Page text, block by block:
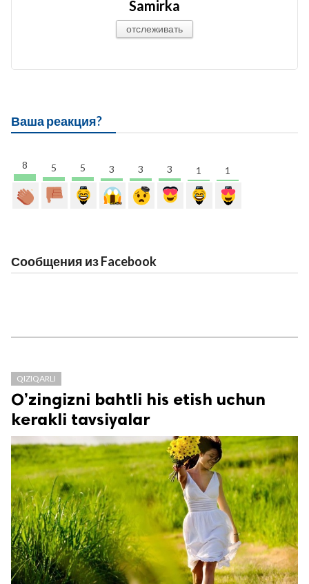
Samirka
отслеживать
Ваша реакция?
8 5 5 3 3 3 1 1
Сообщения из Facebook
QIZIQARLI
O’zingizni bahtli his etish uchun
kerakli tavsiyalar